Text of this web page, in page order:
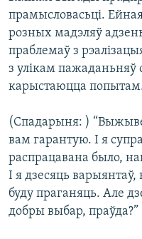
прамысловасьці.
розных мадэляў
праблемаў з
з улікам пажаданьняў
карыстаюцца
(Спадарыня: )
вам гарантую. І я
распрацавана было,
І я дзесяць
буду праганяць. Але
добры выбар, праўда?”